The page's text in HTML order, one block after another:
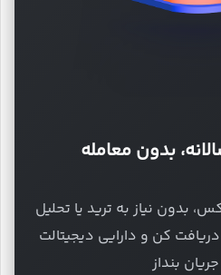
بدون نیاز به ترید یا تحلیل
دریافت کن و دارایی دیجیتالت
بنداز